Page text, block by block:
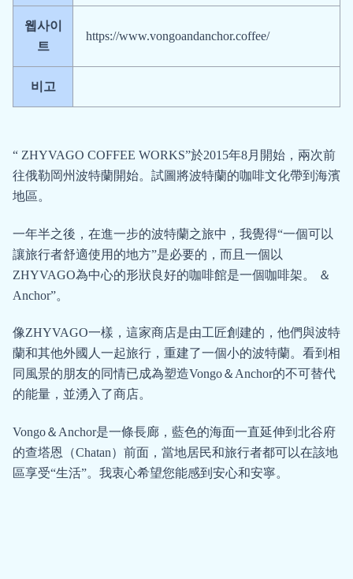
웹사이
트
https://www.vongoandanchor.coffee/
비고
“ ZHYVAGO COFFEE WORKS”於2015年8月開始，兩次前
往俄勒岡州波特蘭開始。試圖將波特蘭的咖啡文化帶到海濱
地區。
一年半之後，在進一步的波特蘭之旅中，我覺得“一個可以
讓旅行者舒適使用的地方”是必要的，而且一個以
ZHYVAGO為中心的形狀良好的咖啡館是一個咖啡架。 ＆
Anchor”。
像ZHYVAGO一樣，這家商店是由工匠創建的，他們與波特
蘭和其他外國人一起旅行，重建了一個小的波特蘭。看到相
同風景的朋友的同情已成為塑造Vongo＆Anchor的不可替代
的能量，並湧入了商店。
Vongo＆Anchor是一條長廊，藍色的海面一直延伸到北谷府
的查塔恩（Chatan）前面，當地居民和旅行者都可以在該地
區享受“生活”。我衷心希望您能感到安心和安寧。